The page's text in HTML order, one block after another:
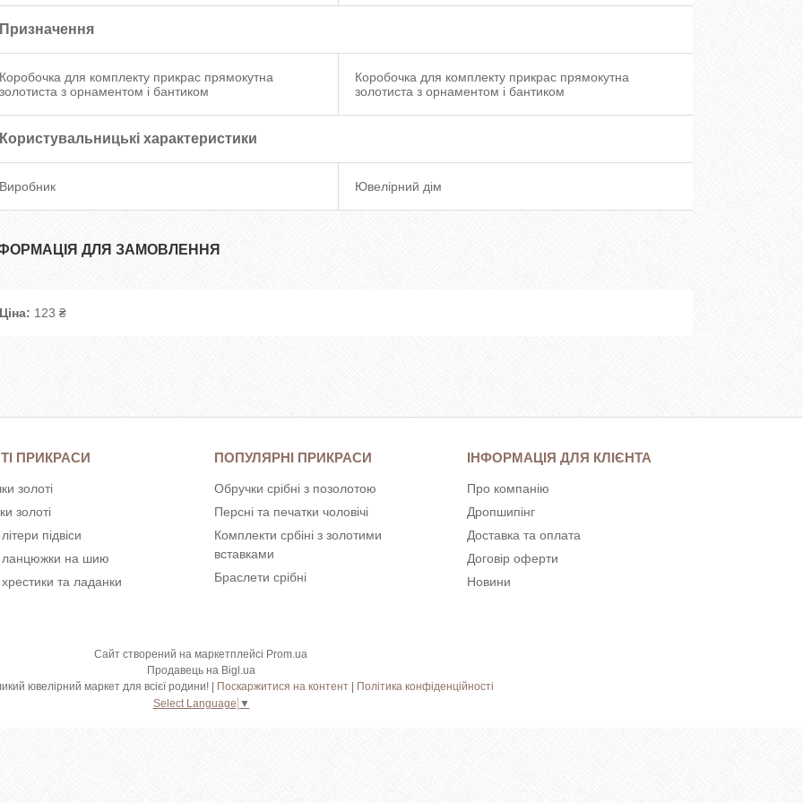
Призначення
Коробочка для комплекту прикрас прямокутна
золотиста з орнаментом і бантиком
Коробочка для комплекту прикрас прямокутна
золотиста з орнаментом і бантиком
Користувальницькі характеристики
Виробник Ювелірний дім
ДЛЯ ЗАМОВЛЕННЯ
Ціна: 123 ₴
ПРИКРАСИ
золоті
золоті
підвіси
ланцюжки на шию
хрестики та ладанки
ПОПУЛЯРНІ ПРИКРАСИ
Обручки срібні з позолотою
Персні та печатки чоловічі
Комплекти србіні з золотими
вставками
Браслети срібні
ІНФОРМАЦІЯ ДЛЯ КЛІЄНТА
Про компанію
Дропшипінг
Доставка та оплата
Договір оферти
Новини
Сайт створений на маркетплейсі Prom.ua
Продавець на Bigl.ua
Поскаржитися на контент
Політика конфіденційності
Select Language ▼